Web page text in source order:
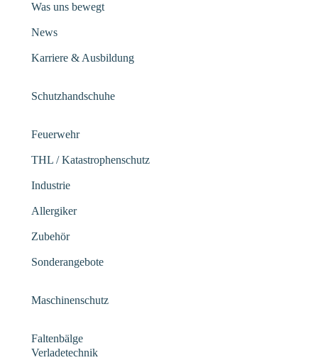
Was uns bewegt
News
Karriere & Ausbildung
Schutzhandschuhe
Feuerwehr
THL / Katastrophenschutz
Industrie
Allergiker
Zubehör
Sonderangebote
Maschinenschutz
Faltenbälge
Verladetechnik